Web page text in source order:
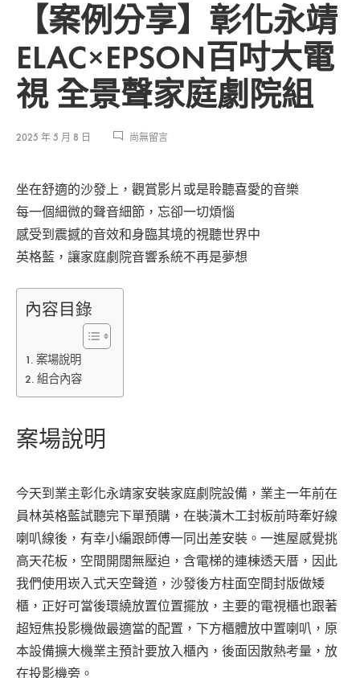
【案例分享】彰化永靖
ELAC×EPSON百吋大電
視 全景聲家庭劇院組
2025 年 5 月 8 日
在
分
享】
彰
化
永
院
組〉
中
尚無留言
坐在舒適的沙發上，觀賞影片或是聆聽喜愛的音樂
每一個細微的聲音細節，忘卻一切煩惱
感受到震撼的音效和身臨其境的視聽世界中
英格藍，讓家庭劇院音響系統不再是夢想
內容目錄
案場說明
組合內容
案場說明
今天到業主彰化永靖家安裝家庭劇院設備，業主一年前在
員林英格藍試聽完下單預購，在裝潢木工封板前時牽好線
喇叭線後，有幸小編跟師傅一同出差安裝。一進屋感覺挑
高天花板，空間開闊無壓迫，含電梯的連棟透天厝，因此
我們使用崁入式天空聲道，沙發後方柱面空間封版做矮
櫃，正好可當後環繞放置位置擺放，主要的電視櫃也跟著
超短焦投影機做最適當的配置，下方櫃體放中置喇叭，原
本設備擴大機業主預計要放入櫃內，後面因散熱考量，放
在投影機旁。